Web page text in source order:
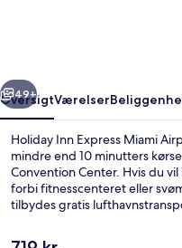
Lagoon
Area
by
IHG
Næste
49+
OversigtVærelser
Holiday Inn Express Miami
mindre end 10 minutters
Convention Center. Hvis du
forbi fitnesscenteret eller
tilbydes gratis
Rejsende er vilde med
Den